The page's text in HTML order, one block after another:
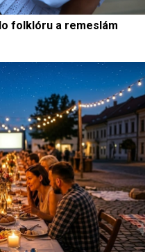
folklóru a remeslám